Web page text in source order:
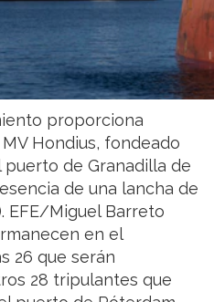
proporciona
Hondius, fondeado
de Granadilla de
de una lancha de
EFE/Miguel Barreto
en el
26 que serán
28 tripulantes que